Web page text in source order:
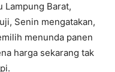
Lampung Barat,
Senin mengatakan,
menunda panen
harga sekarang tak